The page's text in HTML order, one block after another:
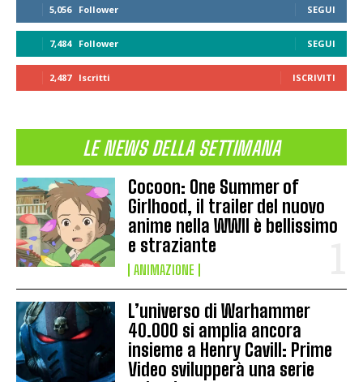
5,056 Follower SEGUI
7,484 Follower SEGUI
2,487 Iscritti ISCRIVITI
LE NEWS DELLA SETTIMANA
Cocoon: One Summer of
Girlhood, il trailer del nuovo
anime nella WWII è bellissimo
e straziante
ANIMAZIONE
L’universo di Warhammer
40.000 si amplia ancora
insieme a Henry Cavill: Prime
Video svilupperà una serie